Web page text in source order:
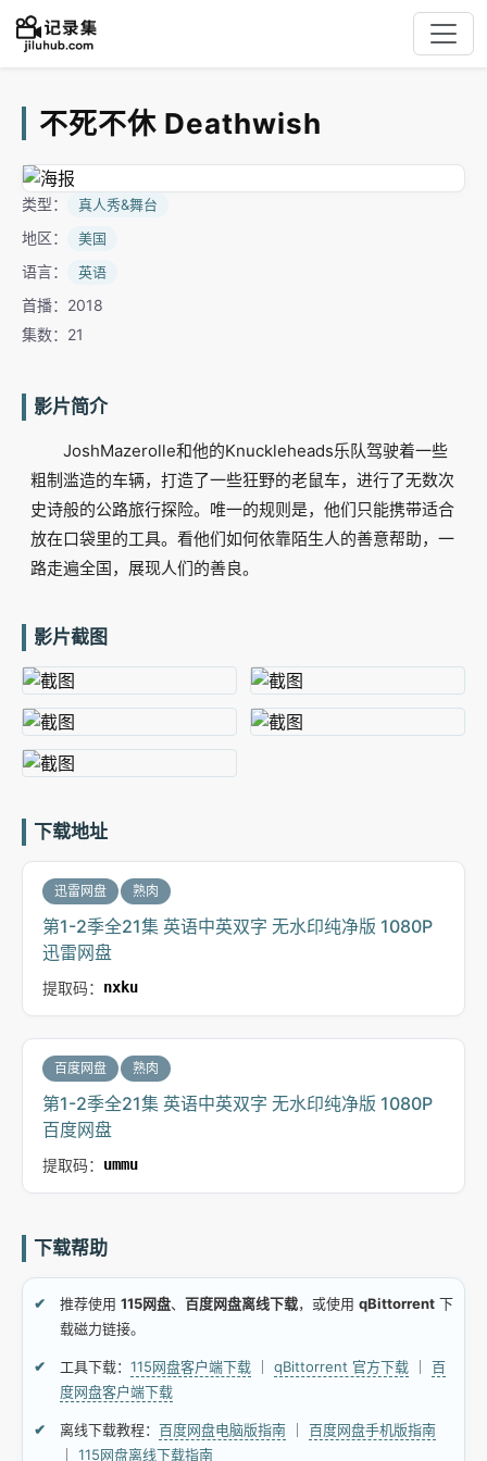
不死不休 Deathwish
类型： 真人秀&舞台
地区： 美国
语言： 英语
首播：2018
集数：21
影片简介
JoshMazerolle和他的Knuckleheads乐队驾驶着一些
粗制滥造的车辆，打造了一些狂野的老鼠车，进行了无数次
史诗般的公路旅行探险。唯一的规则是，他们只能携带适合
放在口袋里的工具。看他们如何依靠陌生人的善意帮助，一
路走遍全国，展现人们的善良。
影片截图
下载地址
迅雷网盘 熟肉
第1-2季全21集 英语中英双字 无水印纯净版 1080P
迅雷网盘
提取码： nxku
百度网盘 熟肉
第1-2季全21集 英语中英双字 无水印纯净版 1080P
百度网盘
提取码： ummu
下载帮助
推荐使用 115网盘、 百度网盘离线下载，或使用 qBittorrent 下
载磁力链接。
工具下载： 115网盘客户端下载 qBittorrent 官方下载
百
度网盘客户端下载
离线下载教程： 百度网盘电脑版指南
百度网盘手机版指南
115网盘离线下载指南